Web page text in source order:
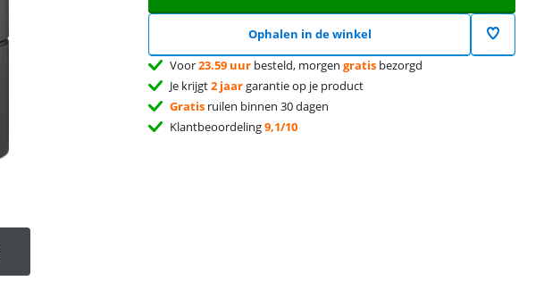
Ophalen in de winkel
Voor23.59 uur besteld, morgengratis bezorgd
Je krijgt2 jaargarantie op je product
Gratis ruilen binnen 30 dagen
Klantbeoordeling9,1/10